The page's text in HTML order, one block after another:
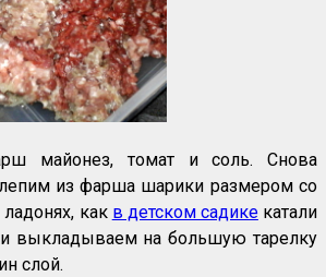
майонез, томат и соль. Снова
из фарша шарики размером со
как в детском садикекатали
выкладываем на большую тарелку
слой.